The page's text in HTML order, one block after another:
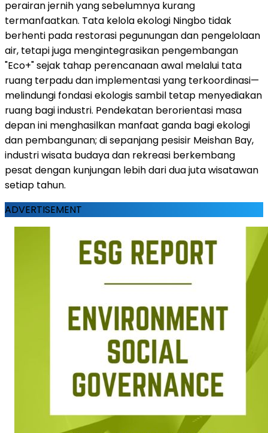
perairan jernih yang sebelumnya kurang
termanfaatkan. Tata kelola ekologi Ningbo tidak
berhenti pada restorasi pegunungan dan pengelolaan
air, tetapi juga mengintegrasikan pengembangan
"Eco+" sejak tahap perencanaan awal melalui tata
ruang terpadu dan implementasi yang terkoordinasi—
melindungi fondasi ekologis sambil tetap menyediakan
ruang bagi industri. Pendekatan berorientasi masa
depan ini menghasilkan manfaat ganda bagi ekologi
dan pembangunan; di sepanjang pesisir Meishan Bay,
industri wisata budaya dan rekreasi berkembang
pesat dengan kunjungan lebih dari dua juta wisatawan
setiap tahun.
ADVERTISEMENT